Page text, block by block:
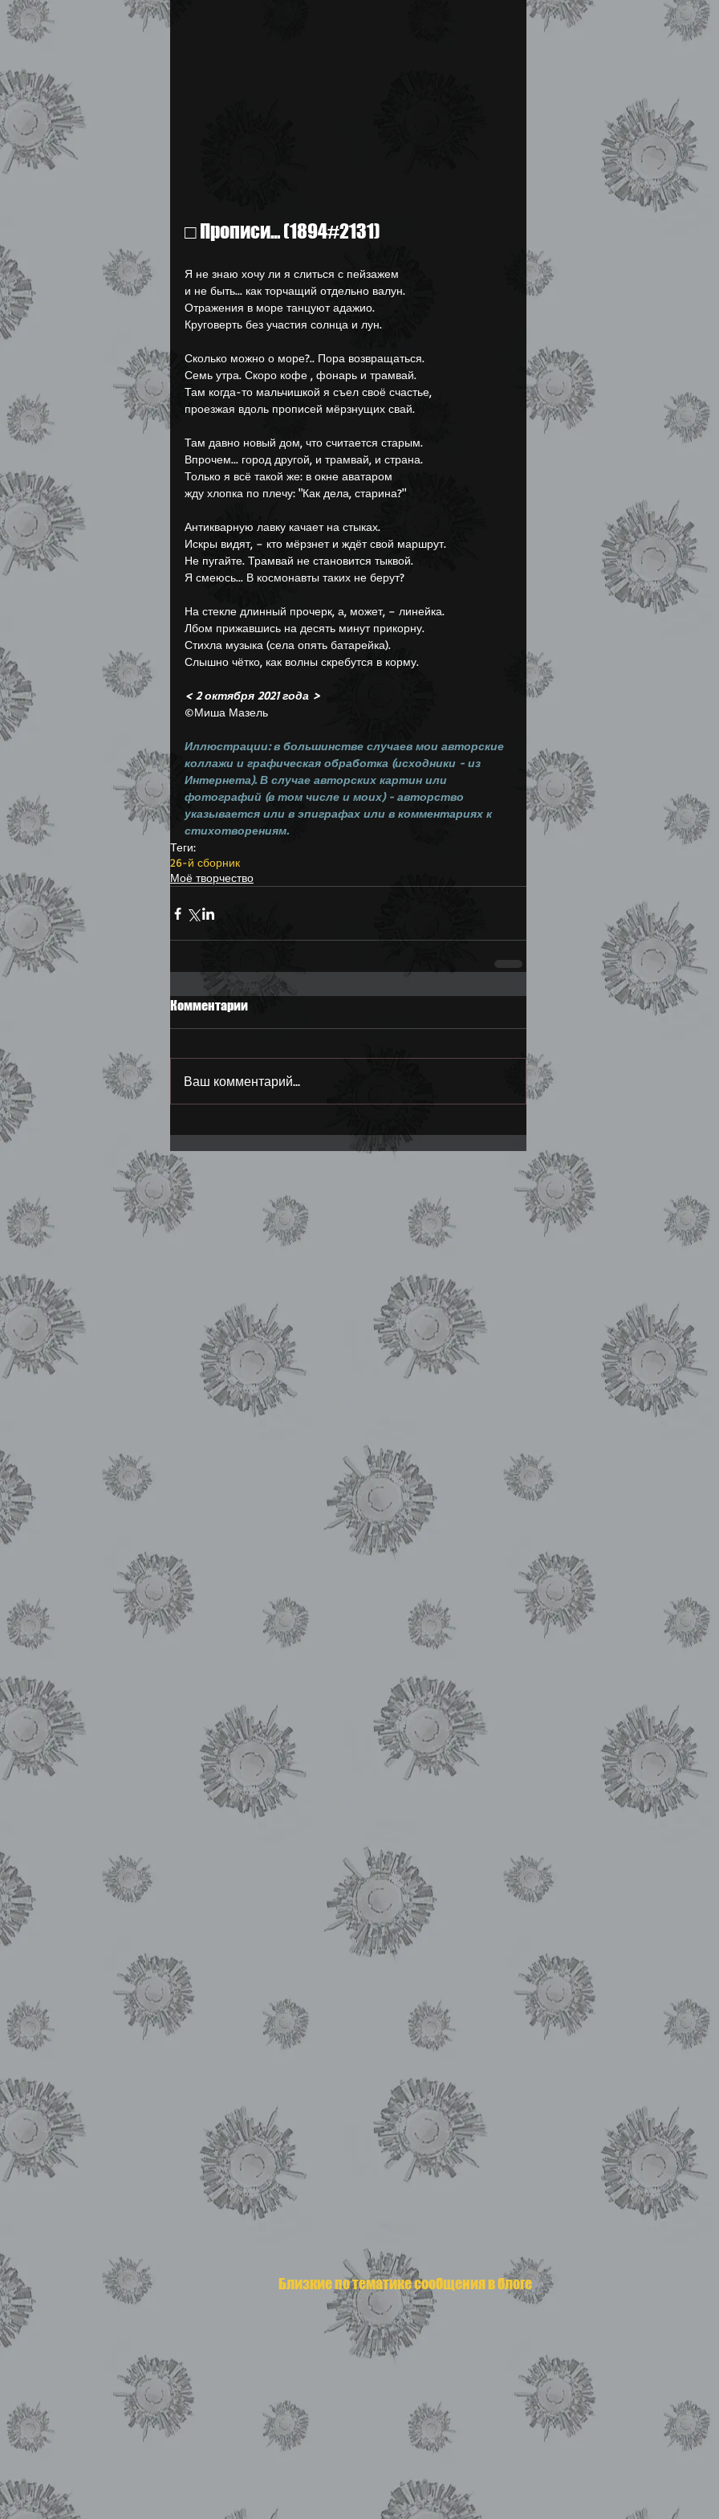
□ Прописи... (1894#2131)
Я не знаю хочу ли я слиться с пейзажем
и не быть... как торчащий отдельно валун.
Отражения в море танцуют адажио.
Круговерть без участия солнца и лун.
Сколько можно о море?.. Пора возвращаться.
Семь утра. Скоро кофе , фонарь и трамвай.
Там когда-то мальчишкой я съел своё счастье,
проезжая вдоль прописей мёрзнущих свай.
Там давно новый дом, что считается старым.
Впрочем... город другой, и трамвай, и страна.
Только я всё такой же: в окне аватаром
жду хлопка по плечу: "Как дела, старина?"
Антикварную лавку качает на стыках.
Искры видят, – кто мёрзнет и ждёт свой маршрут.
Не пугайте. Трамвай не становится тыквой.
Я смеюсь... В космонавты таких не берут?
На стекле длинный прочерк, а, может, – линейка.
Лбом прижавшись на десять минут прикорну.
Стихла музыка (села опять батарейка).
Слышно чётко, как волны скребутся в корму.
< 2 октября 2021 года >
©Миша Мазель
Иллюстрации: в большинстве случаев мои авторские
коллажи и графическая обработка (исходники - из
Интернета). В случае авторских картин или
фотографий (в том числе и моих) - авторство
указывается или в эпиграфах или в комментариях к
стихотворениям.
Теги:
26-й сборник
Моё творчество
Комментарии
Ваш комментарий...
Близкие по тематике сообщения в блоге